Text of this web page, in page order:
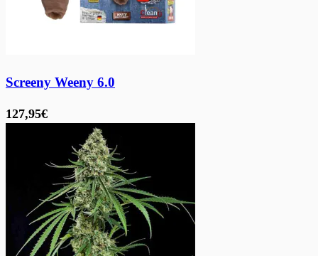
Screeny Weeny 6.0
127,95€